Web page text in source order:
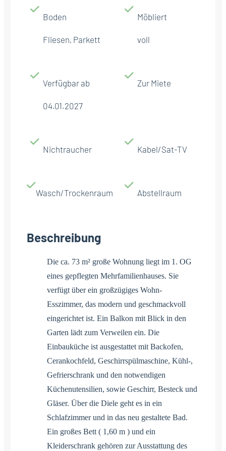
Boden
Fliesen, Parkett
Möbliert
voll
Verfügbar ab
04.01.2027
Zur Miete
Nichtraucher Kabel/Sat-TV
Wasch/Trockenraum Abstellraum
Beschreibung
Die ca. 73 m² große Wohnung liegt im 1. OG
eines gepflegten Mehrfamilienhauses. Sie
verfügt über ein großzügiges Wohn-
Esszimmer, das modern und geschmackvoll
eingerichtet ist. Ein Balkon mit Blick in den
Garten lädt zum Verweilen ein. Die
Einbauküche ist ausgestattet mit Backofen,
Cerankochfeld, Geschirrspülmaschine, Kühl-,
Gefrierschrank und den notwendigen
Küchenutensilien, sowie Geschirr, Besteck und
Gläser. Über die Diele geht es in ein
Schlafzimmer und in das neu gestaltete Bad.
Ein großes Bett ( 1,60 m ) und ein
Kleiderschrank gehören zur Ausstattung des